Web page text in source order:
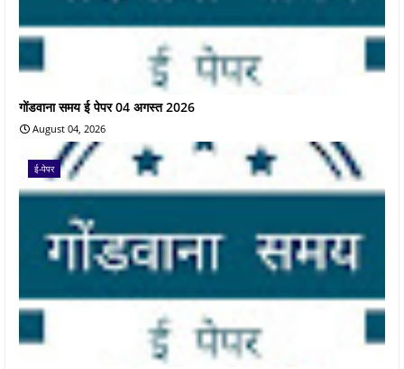
गोंडवाना समय ई पेपर 04 अगस्त 2026
August 04, 2026
ई-पेपर